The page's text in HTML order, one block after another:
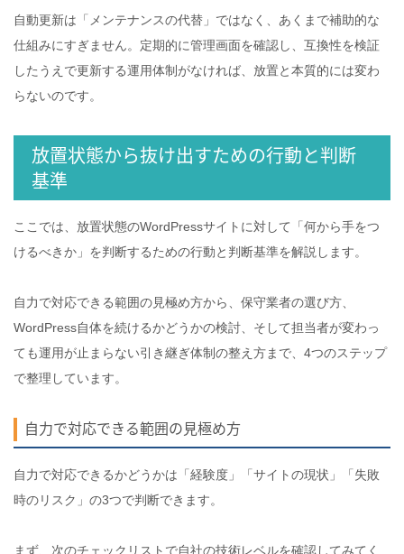
自動更新は「メンテナンスの代替」ではなく、あくまで補助的な
仕組みにすぎません。定期的に管理画面を確認し、互換性を検証
したうえで更新する運用体制がなければ、放置と本質的には変わ
らないのです。
放置状態から抜け出すための行動と判断
基準
ここでは、放置状態のWordPressサイトに対して「何から手をつ
けるべきか」を判断するための行動と判断基準を解説します。
自力で対応できる範囲の見極め方から、保守業者の選び方、
WordPress自体を続けるかどうかの検討、そして担当者が変わっ
ても運用が止まらない引き継ぎ体制の整え方まで、4つのステップ
で整理しています。
自力で対応できる範囲の見極め方
自力で対応できるかどうかは「経験度」「サイトの現状」「失敗
時のリスク」の3つで判断できます。
まず、次のチェックリストで自社の技術レベルを確認してみてく